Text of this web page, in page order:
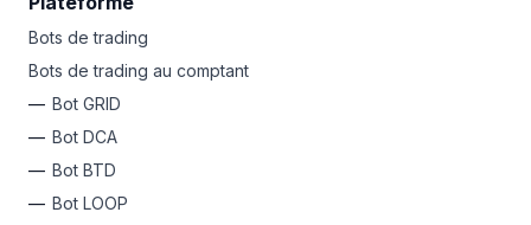
Bots de trading
Bots de trading au comptant
Bot GRID
Bot DCA
Bot BTD
Bot LOOP